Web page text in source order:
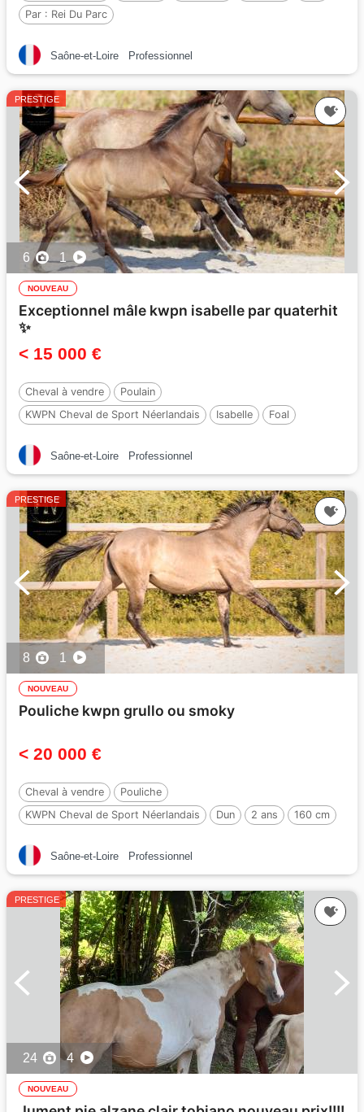
Par : Rei Du Parc
Saône-et-Loire Professionnel
PRESTIGE
6 1
NOUVEAU
Exceptionnel mâle kwpn isabelle par quaterhit
✨️
< 15 000 €
Cheval à vendre
Poulain
KWPN Cheval de Sport Néerlandais
Isabelle
Foal
Saône-et-Loire
Professionnel
PRESTIGE
8 1
NOUVEAU
Pouliche kwpn grullo ou smoky
< 20 000 €
Cheval à vendre
Pouliche
KWPN Cheval de Sport Néerlandais
Dun 2 ans
160 cm
Saône-et-Loire
Professionnel
PRESTIGE
24 4
NOUVEAU